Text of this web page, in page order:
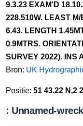
9.3.23 EXAM'D
228.510W. LEAST
6.43. LENGTH
0.9MTRS.
SURVEY 2022). INS
Bron: UK
Positie: 51 43.22 N,2
: Unnamed-